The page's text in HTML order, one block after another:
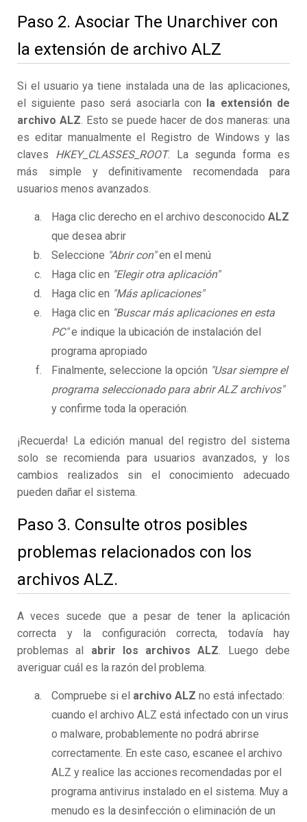
Paso 2. Asociar The Unarchiver con
la extensión de archivo ALZ
Si el usuario ya tiene instalada una de las aplicaciones,
el siguiente paso será asociarla con la extensión de
archivo ALZ. Esto se puede hacer de dos maneras: una
es editar manualmente el Registro de Windows y las
claves HKEY_CLASSES_ROOT. La segunda forma es
más simple y definitivamente recomendada para
usuarios menos avanzados.
Haga clic derecho en el archivo desconocido ALZ
que desea abrir
Seleccione "Abrir con"en el menú
Haga clic en "Elegir otra aplicación"
Haga clic en "Más aplicaciones"
Haga clic en "Buscar más aplicaciones en esta
PC"e indique la ubicación de instalación del
programa apropiado
Finalmente, seleccione la opción "Usar siempre el
programa seleccionado para abrir ALZ archivos"
y confirme toda la operación.
¡Recuerda! La edición manual del registro del sistema
solo se recomienda para usuarios avanzados, y los
cambios realizados sin el conocimiento adecuado
pueden dañar el sistema.
Paso 3. Consulte otros posibles
problemas relacionados con los
archivos ALZ.
A veces sucede que a pesar de tener la aplicación
correcta y la configuración correcta, todavía hay
problemas al abrir los archivos ALZ. Luego debe
averiguar cuál es la razón del problema.
Compruebe si el archivo ALZ no está infectado:
cuando el archivo ALZ está infectado con un virus
o malware, probablemente no podrá abrirse
correctamente. En este caso, escanee el archivo
ALZ y realice las acciones recomendadas por el
programa antivirus instalado en el sistema. Muy a
menudo es la desinfección o eliminación de un